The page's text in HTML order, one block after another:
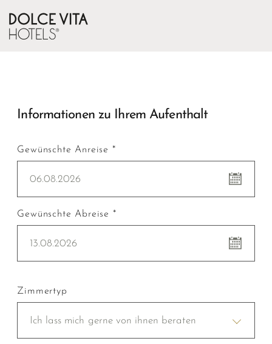
Informationen zu Ihrem Aufenthalt
Gewünschte Anreise *
06.08.2026
Gewünschte Abreise *
13.08.2026
Zimmertyp
Ich lass mich gerne von ihnen beraten